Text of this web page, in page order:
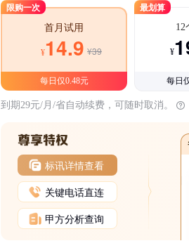
限购一次
首月试用
¥14.9 ¥39
每日仅0.48元
最划算
12
¥
每日
到期29元/月/省自动续费，可随时取消。
标讯详情查看
关键电话直连
甲方分析查询